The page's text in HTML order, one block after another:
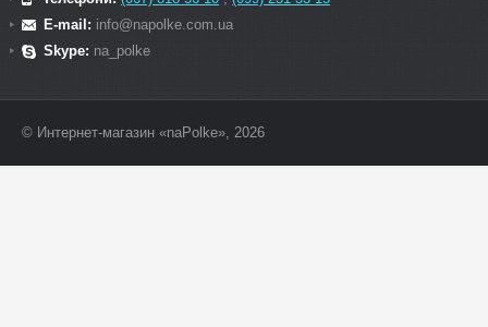
E-mail: info@napolke.com.ua
Skype: na_polke
© Интернет-магазин «naPolke», 2026